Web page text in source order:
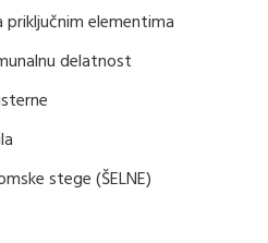
priključnim elementima
delatnost
stege (ŠELNE)